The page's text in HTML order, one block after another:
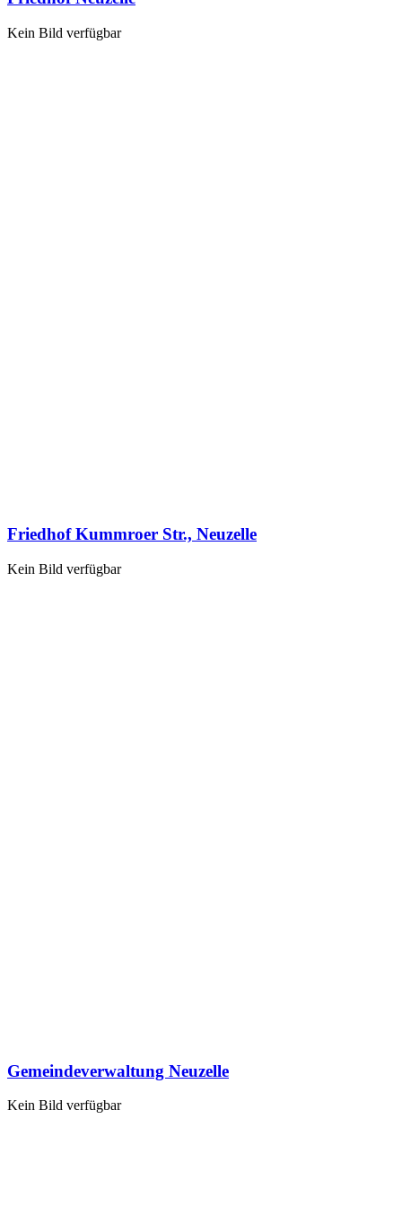
Kein Bild verfügbar
Friedhof Kummroer Str., Neuzelle
Kein Bild verfügbar
Gemeindeverwaltung Neuzelle
Kein Bild verfügbar